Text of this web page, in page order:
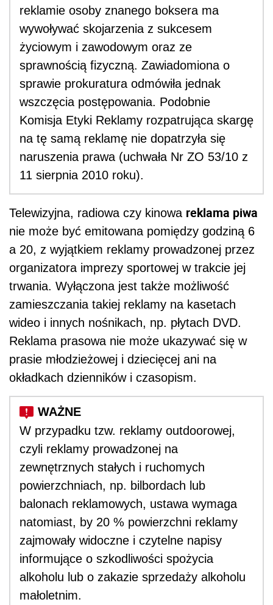
reklamie osoby znanego boksera ma
wywoływać skojarzenia z sukcesem
życiowym i zawodowym oraz ze
sprawnością fizyczną. Zawiadomiona o
sprawie prokuratura odmówiła jednak
wszczęcia postępowania. Podobnie
Komisja Etyki Reklamy rozpatrująca skargę
na tę samą reklamę nie dopatrzyła się
naruszenia prawa (uchwała Nr ZO 53/10 z
11 sierpnia 2010 roku).
Telewizyjna, radiowa czy kinowa reklama piwa
nie może być emitowana pomiędzy godziną 6
a 20, z wyjątkiem reklamy prowadzonej przez
organizatora imprezy sportowej w trakcie jej
trwania. Wyłączona jest także możliwość
zamieszczania takiej reklamy na kasetach
wideo i innych nośnikach, np. płytach DVD.
Reklama prasowa nie może ukazywać się w
prasie młodzieżowej i dziecięcej ani na
okładkach dzienników i czasopism.
W przypadku tzw. reklamy outdoorowej,
czyli reklamy prowadzonej na
zewnętrznych stałych i ruchomych
powierzchniach, np. bilbordach lub
balonach reklamowych, ustawa wymaga
natomiast, by 20 % powierzchni reklamy
zajmowały widoczne i czytelne napisy
informujące o szkodliwości spożycia
alkoholu lub o zakazie sprzedaży alkoholu
małoletnim.